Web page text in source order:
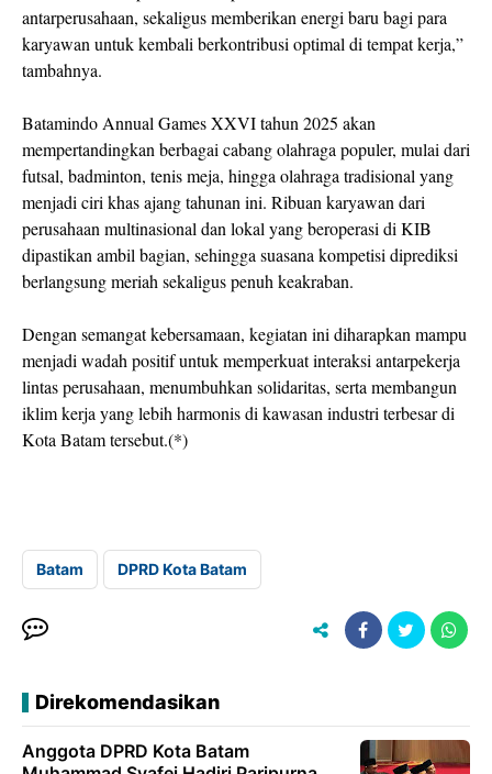
antarperusahaan, sekaligus memberikan energi baru bagi para
karyawan untuk kembali berkontribusi optimal di tempat kerja,”
tambahnya.
Batamindo Annual Games XXVI tahun 2025 akan
mempertandingkan berbagai cabang olahraga populer, mulai dari
futsal, badminton, tenis meja, hingga olahraga tradisional yang
menjadi ciri khas ajang tahunan ini. Ribuan karyawan dari
perusahaan multinasional dan lokal yang beroperasi di KIB
dipastikan ambil bagian, sehingga suasana kompetisi diprediksi
berlangsung meriah sekaligus penuh keakraban.
Dengan semangat kebersamaan, kegiatan ini diharapkan mampu
menjadi wadah positif untuk memperkuat interaksi antarpekerja
lintas perusahaan, menumbuhkan solidaritas, serta membangun
iklim kerja yang lebih harmonis di kawasan industri terbesar di
Kota Batam tersebut.(*)
Batam DPRD Kota Batam
Direkomendasikan
Anggota DPRD Kota Batam